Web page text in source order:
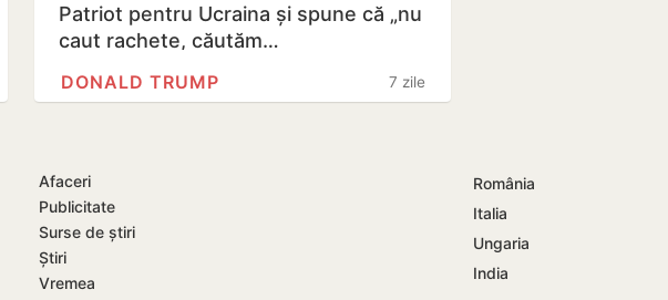
Patriot pentru Ucraina și spune că „nu
caut rachete, căutăm…
7 zile
DONALD TRUMP
Afaceri
Publicitate
Surse de știri
Știri
Vremea
România
Italia
Ungaria
India